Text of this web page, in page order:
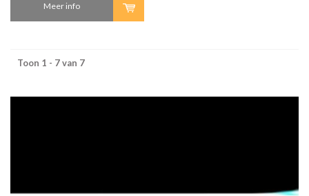
Meer info
Toon 1 - 7 van 7